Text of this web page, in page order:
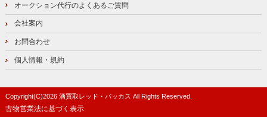
オークション代行のよくあるご質問
会社案内
お問合わせ
個人情報・規約
Copyright(C)2026 酒買取レッド・バッカス All Rights Reserved.
古物営業法に基づく表示